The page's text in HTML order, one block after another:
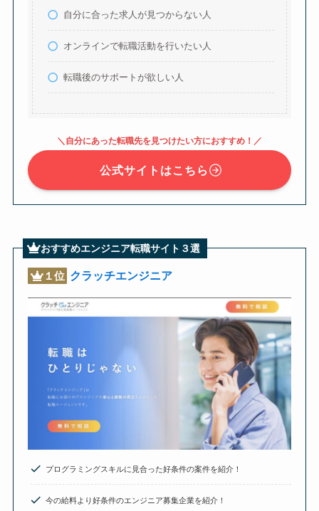
自分に合った求人が見つからない人
オンラインで転職活動を行いたい人
転職後のサポートが欲しい人
＼自分にあった転職先を見つけたい方におすすめ！／
公式サイトはこちら
おすすめエンジニア転職サイト３選
１位 クラッチエンジニア
プログラミングスキルに見合った好条件の案件を紹介！
今の給料より好条件のエンジニア募集企業を紹介！